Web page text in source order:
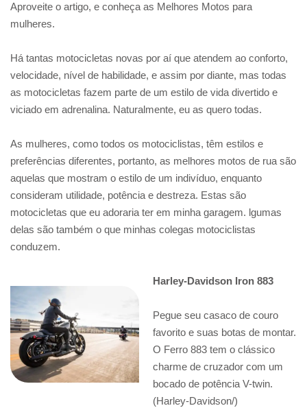
Aproveite o artigo, e conheça as Melhores Motos para
mulheres.
Há tantas motocicletas novas por aí que atendem ao conforto,
velocidade, nível de habilidade, e assim por diante, mas todas
as motocicletas fazem parte de um estilo de vida divertido e
viciado em adrenalina. Naturalmente, eu as quero todas.
As mulheres, como todos os motociclistas, têm estilos e
preferências diferentes, portanto, as melhores motos de rua são
aquelas que mostram o estilo de um indivíduo, enquanto
consideram utilidade, potência e destreza. Estas são
motocicletas que eu adoraria ter em minha garagem. lgumas
delas são também o que minhas colegas motociclistas
conduzem.
Harley-Davidson Iron 883
Pegue seu casaco de couro
favorito e suas botas de montar.
O Ferro 883 tem o clássico
charme de cruzador com um
bocado de potência V-twin.
(Harley-Davidson/)